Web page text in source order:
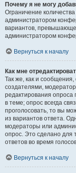
Почему я не могу
Ограничение
администратором
вариантов,
администратором
Вернуться к началу
Как мне
Так же, как и сообщения,
создателями,
редактирования опроса
в теме; опрос всегда
проголосовать, то вы
из вариантов ответа.
модераторы или
опрос. Это сделано для
ответов во время
Вернуться к началу